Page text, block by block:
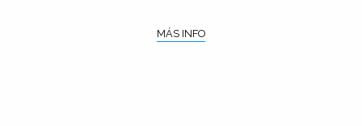
MÁS INFO